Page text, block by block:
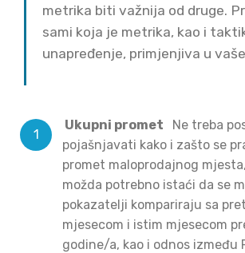
metrika biti važnija od druge.
sami koja je metrika, kao i
unapređenje, primjenjiva u
Ukupni promet
Ne treba
pojašnjavati kako i zašto se
promet maloprodajnog
možda potrebno istaći da se
pokazatelji kompariraju sa
mjesecom i istim mjesecom
godine/a, kao i odnos između